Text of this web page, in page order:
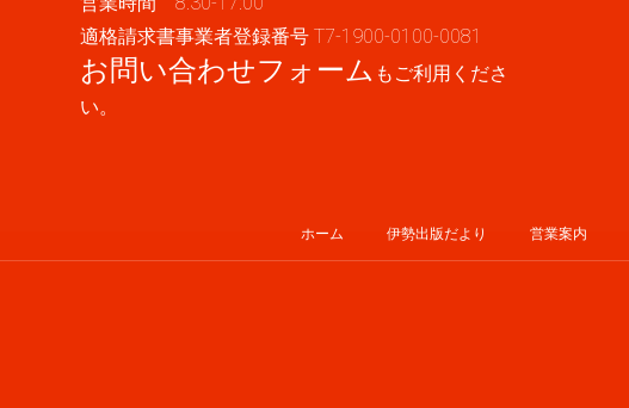
適格請求書事業者登録番号 T7-1900-0100-0081
お問い合わせフォーム もご利用くださ
い。
ホーム 伊勢出版だより 営業案内